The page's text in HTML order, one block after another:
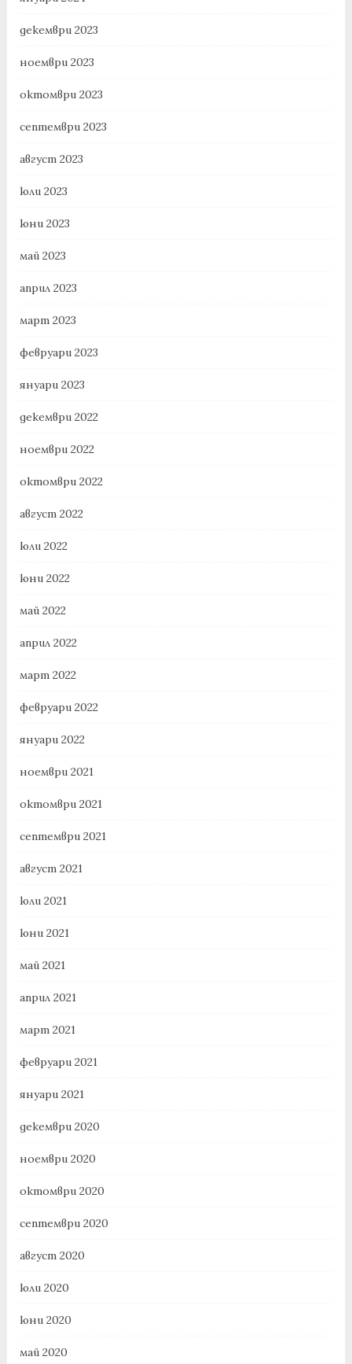
декември 2023
ноември 2023
октомври 2023
септември 2023
август 2023
юли 2023
юни 2023
май 2023
април 2023
март 2023
февруари 2023
януари 2023
декември 2022
ноември 2022
октомври 2022
август 2022
юли 2022
юни 2022
май 2022
април 2022
март 2022
февруари 2022
януари 2022
ноември 2021
октомври 2021
септември 2021
август 2021
юли 2021
юни 2021
май 2021
април 2021
март 2021
февруари 2021
януари 2021
декември 2020
ноември 2020
октомври 2020
септември 2020
август 2020
юли 2020
юни 2020
май 2020